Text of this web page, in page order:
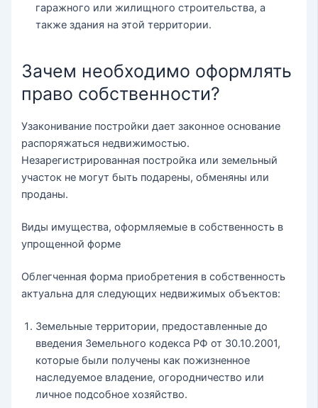
гаражного или жилищного строительства, а
также здания на этой территории.
Зачем необходимо оформлять
право собственности?
Узаконивание постройки дает законное основание
распоряжаться недвижимостью.
Незарегистрированная постройка или земельный
участок не могут быть подарены, обменяны или
проданы.
Виды имущества, оформляемые в собственность в
упрощенной форме
Облегченная форма приобретения в собственность
актуальна для следующих недвижимых объектов:
Земельные территории, предоставленные до
введения Земельного кодекса РФ от 30.10.2001,
которые были получены как пожизненное
наследуемое владение, огородничество или
личное подсобное хозяйство.